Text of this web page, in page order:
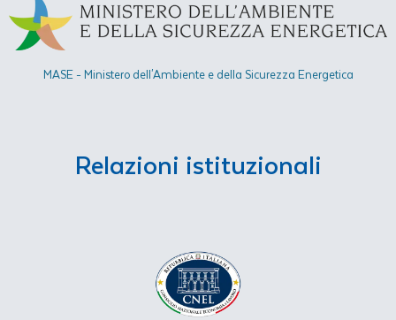
MASE - Ministero dell'Ambiente e della Sicurezza Energetica​
Relazioni istituzionali